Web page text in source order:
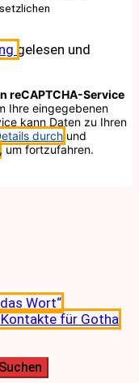
gelesen und
reCAPTCHA-Service
Ihre eingegebenen
kann Daten zu Ihren
durch und
, um fortzufahren.
Wort“
für Gotha
Suchen